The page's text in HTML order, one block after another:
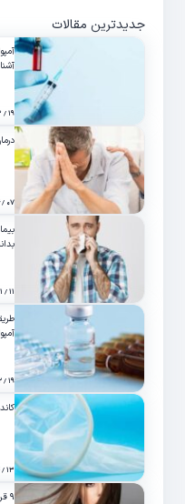
جدیدترین مقالات
۱۹ / ۰۳ / ۰۰
۰۷ / ۰۶ / ۰۳
۱۱ / ۱۱ / ۰۱
۱۹ / ۰۲ / ۰۲
۱۳ / ۰۴ / ۰۲
۹ قرص به عنوان بهترین قرص برای رشد مو